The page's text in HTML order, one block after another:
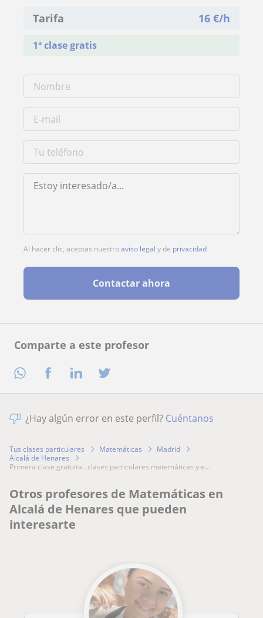
Comparte a este profesor
Tarifa 16 €/h
1ª clase gratis
Al hacer clic, aceptas nuestroaviso legal y de privacidad
Contactar ahora
¿Hay algún error en este perfil? Cuéntanos
Tus clases particulares Matemáticas
Madrid
Alcalá de Henares
primera clase gratuita . clases particulares matemáticas y e...
Otros profesores de Matemáticas en
Alcalá de Henares que pueden
interesarte